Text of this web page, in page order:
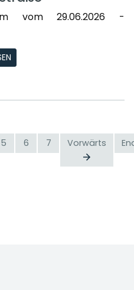
vom 29.06.2026 -
5 6 7 Vorwärts